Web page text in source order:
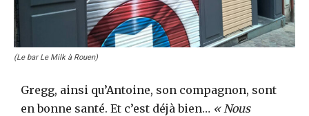
(Le bar Le Milk à Rouen)
Gregg, ainsi qu’Antoine, son compagnon, sont
en bonne santé. Et c’est déjà bien… « Nous